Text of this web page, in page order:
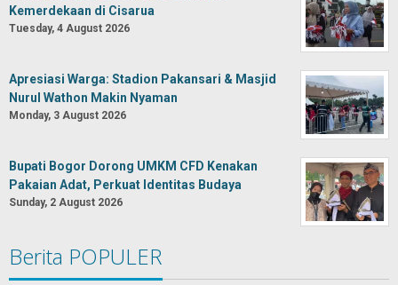
Kemerdekaan di Cisarua
Tuesday, 4 August 2026
Apresiasi Warga: Stadion Pakansari & Masjid
Nurul Wathon Makin Nyaman
Monday, 3 August 2026
Bupati Bogor Dorong UMKM CFD Kenakan
Pakaian Adat, Perkuat Identitas Budaya
Sunday, 2 August 2026
Berita POPULER